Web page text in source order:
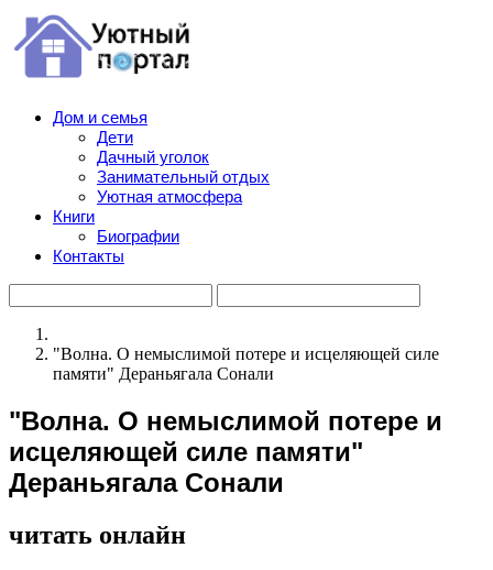
Дом и семья
Дети
Дачный уголок
Занимательный отдых
Уютная атмосфера
Книги
Биографии
Контакты
"Волна. О немыслимой потере и исцеляющей силе
памяти" Дераньягала Сонали
"Волна. О немыслимой потере и
исцеляющей силе памяти"
Дераньягала Сонали
читать онлайн